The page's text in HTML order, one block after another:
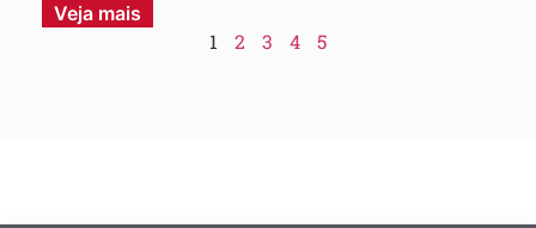
Veja mais
1 2 3 4 5